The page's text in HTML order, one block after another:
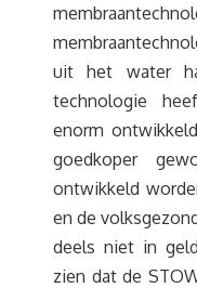
uit het water
technologie
enorm
goedkoper
ontwikkeld
en de
deels niet in
zien dat de